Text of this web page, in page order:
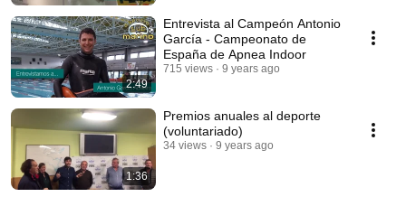
2:49
Entrevista al Campeón Antonio
García - Campeonato de
España de Apnea Indoor
715 views 9 years ago
1:36
Premios anuales al deporte
(voluntariado)
34 views 9 years ago